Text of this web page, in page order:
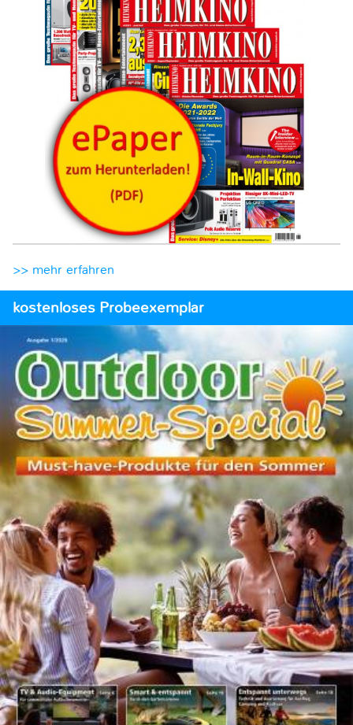
>> mehr erfahren
kostenloses Probeexemplar